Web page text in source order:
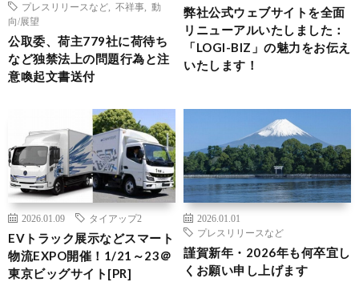
プレスリリースなど
不祥事
動
向/展望
公取委、荷主779社に荷待ち
など独禁法上の問題行為と注
意喚起文書送付
弊社公式ウェブサイトを全面
リニューアルいたしました：
「LOGI-BIZ」の魅力をお伝え
いたします！
2026.01.09 タイアップ2
EVトラック展示などスマート
物流EXPO開催！1/21～23＠
東京ビッグサイト[PR]
2026.01.01
プレスリリースなど
謹賀新年・2026年も何卒宜し
くお願い申し上げます